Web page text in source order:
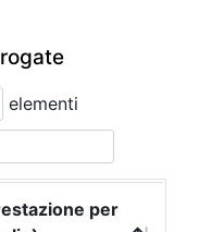
elementi
per